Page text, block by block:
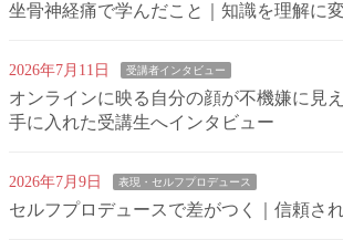
坐骨神経痛で学んだこと｜知識を理解に
2026年7月11日 受講者インタビュー
オンラインに映る自分の顔が不機嫌に見
手に入れた受講生へインタビュー
2026年7月9日 表現・セルフプロデュース
セルフプロデュースで差がつく｜信頼さ